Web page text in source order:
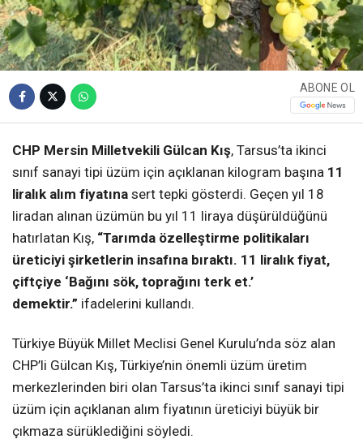
ABONE OL
CHP Mersin Milletvekili Gülcan Kış, Tarsus’ta ikinci
sınıf sanayi tipi üzüm için açıklanan kilogram başına 11
liralık alım fiyatına sert tepki gösterdi. Geçen yıl 18
liradan alınan üzümün bu yıl 11 liraya düşürüldüğünü
hatırlatan Kış, “Tarımda özelleştirme politikaları
üreticiyi şirketlerin insafına bıraktı. 11 liralık fiyat,
çiftçiye ‘Bağını sök, toprağını terk et.’
demektir.” ifadelerini kullandı.
Türkiye Büyük Millet Meclisi Genel Kurulu’nda söz alan
CHP’li Gülcan Kış, Türkiye’nin önemli üzüm üretim
merkezlerinden biri olan Tarsus’ta ikinci sınıf sanayi tipi
üzüm için açıklanan alım fiyatının üreticiyi büyük bir
çıkmaza sürüklediğini söyledi.